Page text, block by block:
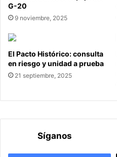
G-20
9 noviembre, 2025
El Pacto Histórico: consulta
en riesgo y unidad a prueba
21 septiembre, 2025
Síganos